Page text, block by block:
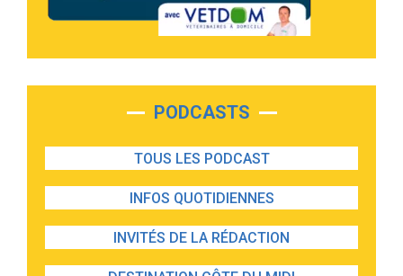
PODCASTS
TOUS LES PODCAST
INFOS QUOTIDIENNES
INVITÉS DE LA RÉDACTION